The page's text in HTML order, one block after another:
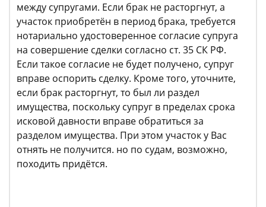
между супругами. Если брак не расторгнут, а
участок приобретён в период брака, требуется
нотариально удостоверенное согласие супруга
на совершение сделки согласно ст. 35 СК РФ.
Если такое согласие не будет получено, супруг
вправе оспорить сделку. Кроме того, уточните,
если брак расторгнут, то был ли раздел
имущества, поскольку супруг в пределах срока
исковой давности вправе обратиться за
разделом имущества. При этом участок у Вас
отнять не получится. но по судам, возможно,
походить придётся.